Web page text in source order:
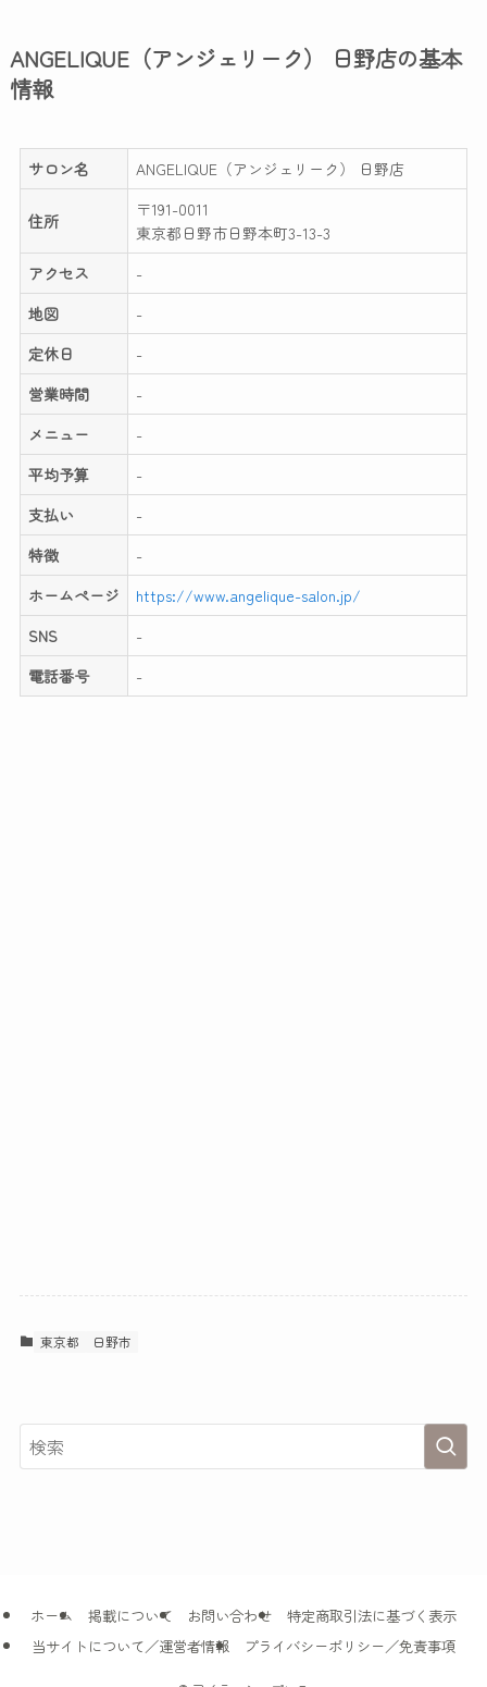
ANGELIQUE（アンジェリーク） 日野店の基本
情報
サロン名 ANGELIQUE（アンジェリーク） 日野店
住所
〒191-0011
東京都日野市日野本町3-13-3
アクセス
-
地図
-
定休日
-
営業時間
-
メニュー
-
平均予算
-
支払い
-
特徴
-
ホームページ
https://www.angelique-salon.jp/
SNS
-
電話番号
-
東京都 日野市
ホーム 掲載について お問い合わせ
特定商取引法に基づく表示
当サイトについて／運営者情報
プライバシーポリシー／免責事項